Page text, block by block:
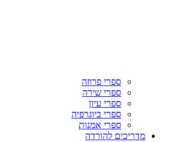
ספרי פרוזה
ספרי שירה
ספרי עיון
ספרי ביוגרפיה
ספרי אמנות
מדריכים להורדה